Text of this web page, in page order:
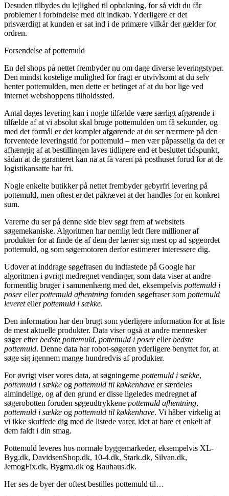
Desuden tilbydes du lejlighed til opbakning, for så vidt du får
problemer i forbindelse med dit indkøb. Yderligere er det
prisværdigt at kunden er sat ind i de primære vilkår der gælder for
ordren.
Forsendelse af pottemuld
En del shops på nettet frembyder nu om dage diverse leveringstyper.
Den mindst kostelige mulighed for fragt er utvivlsomt at du selv
henter pottemulden, men dette er betinget af at du bor lige ved
internet webshoppens tilholdssted.
Antal dages levering kan i nogle tilfælde være særligt afgørende i
tilfælde af at vi absolut skal bruge pottemulden om få sekunder, og
med det formål er det komplet afgørende at du ser nærmere på den
forventede leveringstid for pottemuld – men vær påpasselig da det er
afhængig af at bestillingen laves tidligere end et besluttet tidspunkt,
sådan at de garanteret kan nå at få varen på posthuset forud for at de
logistikansatte har fri.
Nogle enkelte butikker på nettet frembyder gebyrfri levering på
pottemuld, men oftest er det påkrævet at der handles for en konkret
sum.
Varerne du ser på denne side blev søgt frem af websitets
søgemekaniske. Algoritmen har nemlig ledt flere millioner af
produkter for at finde de af dem der læner sig mest op ad søgeordet
pottemuld, og som søgemotoren derfor estimerer interessere dig.
Udover at inddrage søgefrasen du indtastede på Google har
algoritmen i øvrigt medregnet vendinger, som data viser at andre
formentlig bruger i sammenhæng med det, eksempelvis pottemuld i
poserellerpottemuld afhentning foruden søgefraser som pottemuld
leveretellerpottemuld i sække.
Den information har den brugt som yderligere information for at liste
de mest aktuelle produkter. Data viser også at andre mennesker
søger efterbedste pottemuld, pottemuld i poserellerbedste
pottemuld. Denne data har robot-søgeren yderligere benyttet for, at
søge sig igennem mange hundredvis af produkter.
For øvrigt viser vores data, at søgningerne pottemuld i sække,
pottemuld i sække og pottemuld til køkkenhave er særdeles
almindelige, og af den grund er disse ligeledes medregnet af
søgerobotten foruden søgeudtrykkene pottemuld afhentning,
pottemuld i sække og pottemuld til køkkenhave. Vi håber virkelig at
vi ikke skuffede dig med de listede varer, idet at bare et enkelt af
dem faldt i din smag.
Pottemuld leveres hos normale byggemarkeder, eksempelvis XL-
Byg.dk, DavidsenShop.dk, 10-4.dk, Stark.dk, Silvan.dk,
JemogFix.dk, Bygma.dk og Bauhaus.dk.
Her ses de byer der oftest bestilles pottemuld til…